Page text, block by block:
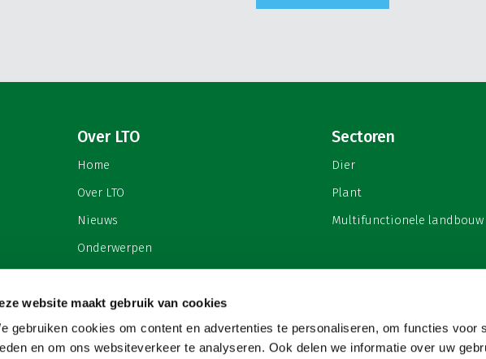
website maakt gebruik van cookies
gebruiken cookies om content en advertenties te personaliseren, om functies voor
en om ons websiteverkeer te analyseren. Ook delen we informatie over uw
Dat is
Over LTO
Home
Over LTO
Nieuws
Onderwerpen
Contact
Cookies & privacy
Sectoren
Dier
Plant
Multifunctionele landbouw